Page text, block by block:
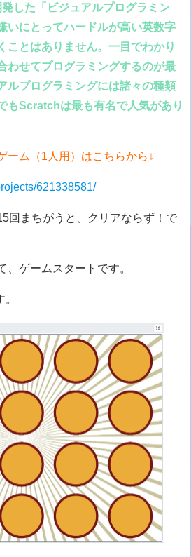
した「ビジュアルプログラミン
いにとってハードルが高い英数字
ことはありません。一目でわかり
わせてプログラミングするのが最
ルプログラミングには諸々の種類
もScratchは最も有名で人気があり
ーム（1人用）はこちらから↓
621338581/
回まちがうと、クリアならず！で
、ゲームスタートです。